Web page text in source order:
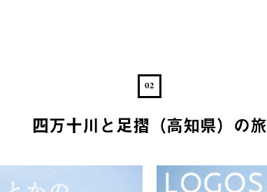
02
四万十川と足摺（高知県）の旅